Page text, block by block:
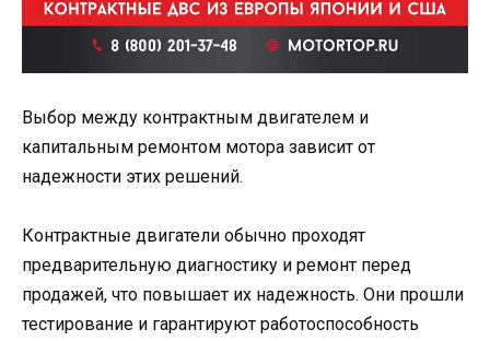
Выбор между контрактным двигателем и
капитальным ремонтом мотора зависит от
надежности этих решений.
Контрактные двигатели обычно проходят
предварительную диагностику и ремонт перед
продажей, что повышает их надежность. Они прошли
тестирование и гарантируют работоспособность